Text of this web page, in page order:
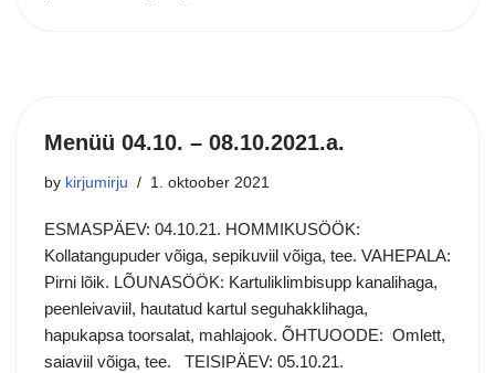
Menüü 04.10. – 08.10.2021.a.
by kirjumirju 1. oktoober 2021
ESMASPÄEV: 04.10.21. HOMMIKUSÖÖK:
Kollatangupuder võiga, sepikuviil võiga, tee. VAHEPALA:
Pirni lõik. LÕUNASÖÖK: Kartuliklimbisupp kanalihaga,
peenleivaviil, hautatud kartul seguhakklihaga,
hapukapsa toorsalat, mahlajook. ÕHTUOODE: Omlett,
saiaviil võiga, tee. TEISIPÄEV: 05.10.21.